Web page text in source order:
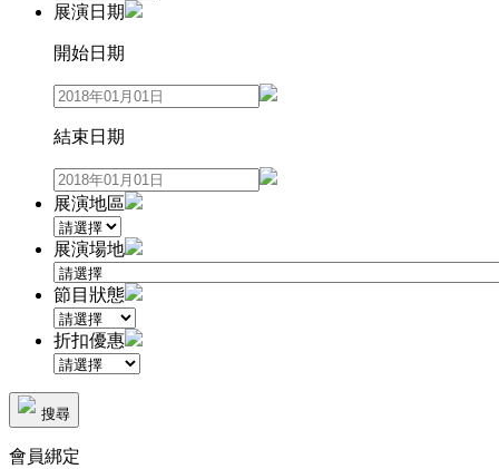
展演日期
開始日期
結束日期
展演地區
展演場地
節目狀態
折扣優惠
搜尋
會員綁定